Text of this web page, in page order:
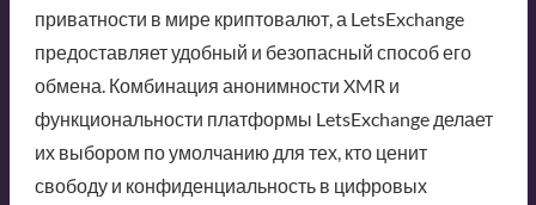
приватности в мире криптовалют, а LetsExchange
предоставляет удобный и безопасный способ его
обмена. Комбинация анонимности XMR и
функциональности платформы LetsExchange делает
их выбором по умолчанию для тех, кто ценит
свободу и конфиденциальность в цифровых